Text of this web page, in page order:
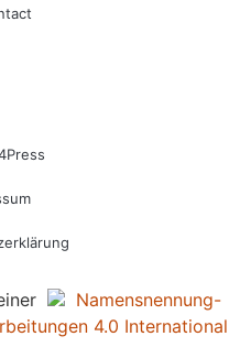
Namensnennung-
4.0 International